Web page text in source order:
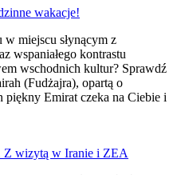
wakacje!
w miejscu słynącym z
wspaniałego kontrastu
wschodnich kultur? Sprawdź
(Fudżajra), opartą o
piękny Emirat czeka na Ciebie i
Z wizytą w Iranie i ZEA